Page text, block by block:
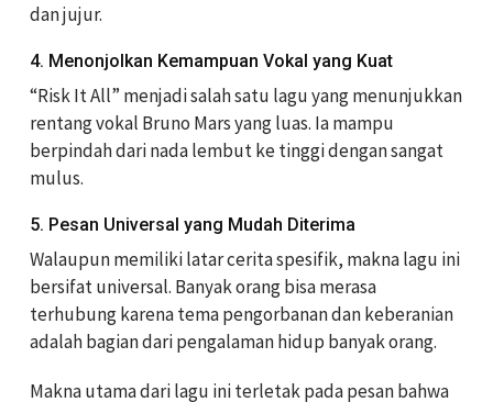
dan jujur.
4. Menonjolkan Kemampuan Vokal yang Kuat
“Risk It All” menjadi salah satu lagu yang menunjukkan
rentang vokal Bruno Mars yang luas. Ia mampu
berpindah dari nada lembut ke tinggi dengan sangat
mulus.
5. Pesan Universal yang Mudah Diterima
Walaupun memiliki latar cerita spesifik, makna lagu ini
bersifat universal. Banyak orang bisa merasa
terhubung karena tema pengorbanan dan keberanian
adalah bagian dari pengalaman hidup banyak orang.
Makna utama dari lagu ini terletak pada pesan bahwa